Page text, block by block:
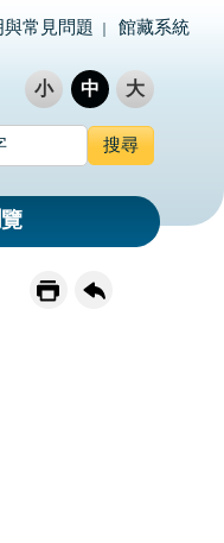
常見問題 館藏系統
小 中 大